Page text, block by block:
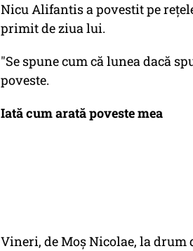
Nicu Alifantis a povestit pe
primit de ziua lui.
"Se spune cum că lunea dacă
poveste.
Iată cum arată poveste mea
Vineri, de Moș Nicolae, la drum